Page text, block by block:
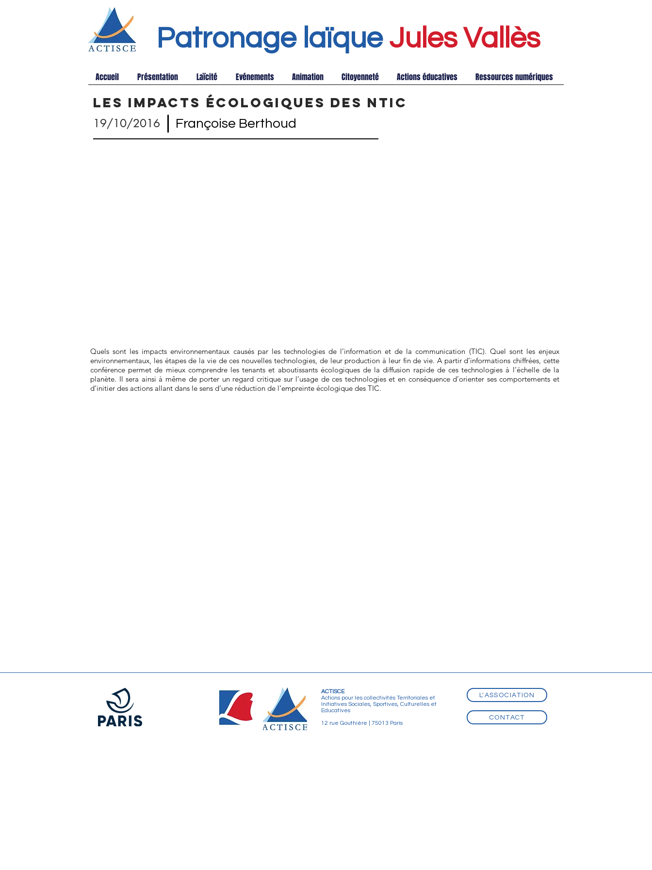
Patronage laïque Jules Vallès
Accueil Présentation Laïcité Evénements Animation Citoyenneté Actions éducatives Ressources numériques
Les impacts écologiques des NTIC
19/10/2016 Françoise Berthoud
Quels sont les impacts environnementaux causés par les technologies de l’information et de la communication (TIC). Quel sont les enjeux
environnementaux, les étapes de la vie de ces nouvelles technologies, de leur production à leur fin de vie. A partir d’informations chiffrées, cette
conférence permet de mieux comprendre les tenants et aboutissants écologiques de la diffusion rapide de ces technologies à l’échelle de la
planète. Il sera ainsi à même de porter un regard critique sur l’usage de ces technologies et en conséquence d’orienter ses comportements et
d’initier des actions allant dans le sens d’une réduction de l’empreinte écologique des TIC.
ACTISCE
Actions pour les collectivités Territoriales et
Initiatives Sociales, Sportives, Culturelles et
Educatives
12 rue Gouthière | 75013 Paris
L'ASSOCIATION
CONTACT